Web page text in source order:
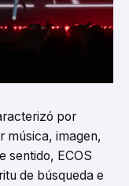
por
música, imagen,
sentido, ECOS
de búsqueda e